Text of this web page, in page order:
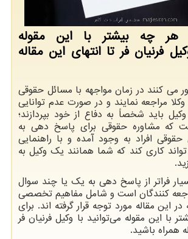
هر چه بیشتر با این مقوله
فرنیان فر تا انتهای این مقاله
می کنند در زمان مواجهه با مسائل حقوقی
وکلا مراجعه نمایند و در صورت عدم توانایی
باید شخصاً به دفاع از خود بپردازند؛
که مشاوره حقوقی برای پاسخ دهی به
افراد به وجود آمده و با راهنمایی
کاری کند که شما همانند یک وکیل به
فراتر از پاسخ دهی به یک یا چند سوال
کنندگان است و شامل مفاهیم تخصصی
این مقاله مورد توجه قرار گرفته اند. برای
با این مقوله می‌توانید با وکیل فرنیان فر
همراه باشید.